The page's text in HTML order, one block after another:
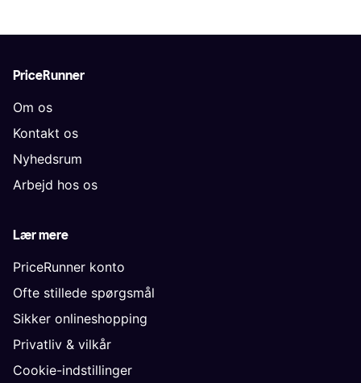
PriceRunner
Om os
Kontakt os
Nyhedsrum
Arbejd hos os
Lær mere
PriceRunner konto
Ofte stillede spørgsmål
Sikker onlineshopping
Privatliv & vilkår
Cookie-indstillinger